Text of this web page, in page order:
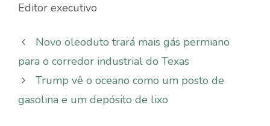
Editor executivo
Novo oleoduto trará mais gás permiano
para o corredor industrial do Texas
Trump vê o oceano como um posto de
gasolina e um depósito de lixo